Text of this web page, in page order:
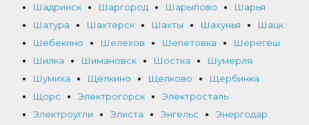
Шадринск
Шаргород Шарыпово
Шарья
Шатура
Шахтёрск Шахты Шахунья
Шацк
Шебекино
Шелехов Шепетовка
Шерегеш
Шилка
Шимановск Шостка
Шумерля
Шумиха
Щёлкино Щелково
Щербинка
Щорс
Электрогорск
Электросталь
Электроугли
Элиста Энгельс
Энергодар